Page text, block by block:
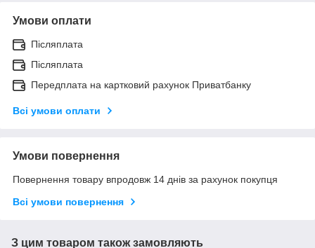
Умови оплати
Післяплата
Післяплата
Передплата на картковий рахунок Приватбанку
Всі умови оплати
Умови повернення
Повернення товару впродовж 14 днів за рахунок покупця
Всі умови повернення
З цим товаром також замовляють